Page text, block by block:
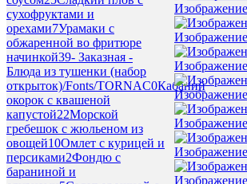
сухофруктами и
орехами7Урамаки с
обжаренной во фритюре
начинкой39- Заказная -
Блюда из тушенки (набор
открыток)/Fonts/TORNAC0Кабаний
окорок с квашеной
капустой22Морской
гребешок с жюльеном из
овощей10Омлет с курицей и
персиками2Фондю с
бараниной и